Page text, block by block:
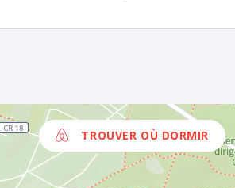
TROUVER OÙ DORMIR